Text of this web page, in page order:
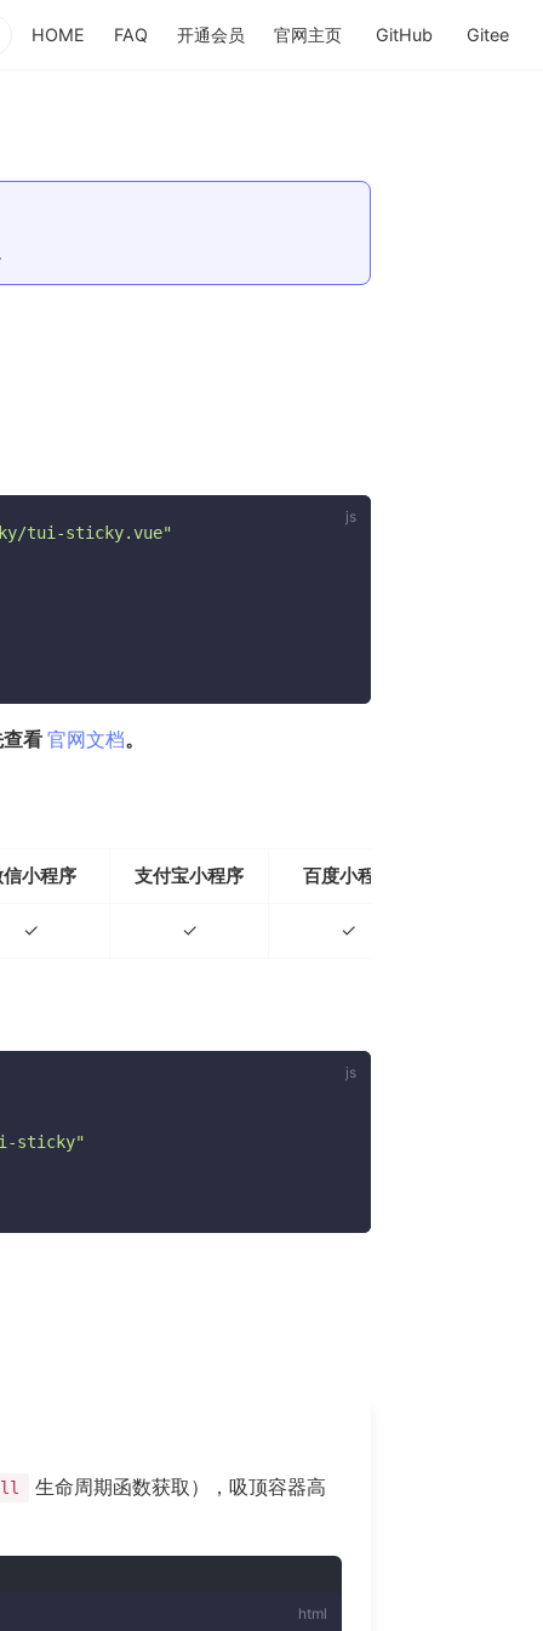
HOME FAQ 开通会员
官网主页
GitHub
Gitee
tui-sticky.vue"
看官网文档(opens new window)
。
小程序 支付宝小程序 百度小程序
✓ ✓ ✓
sticky"
生命周期函数获取），吸顶容器高